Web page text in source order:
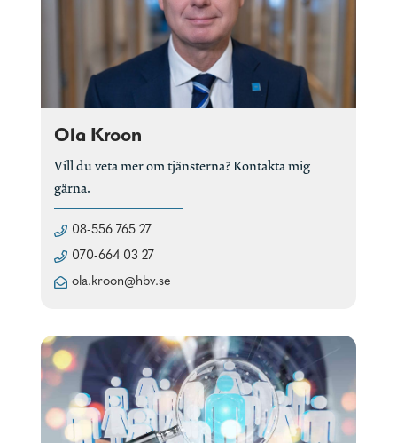
Ola Kroon
Vill du veta mer om tjänsterna? Kontakta mig
gärna.
08-556 765 27
070-664 03 27
ola.kroon@hbv.se